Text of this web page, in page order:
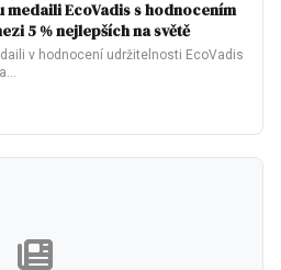
EcoVadis s hodnocením
5 % nejlepších na světě
v hodnocení udržitelnosti EcoVadis